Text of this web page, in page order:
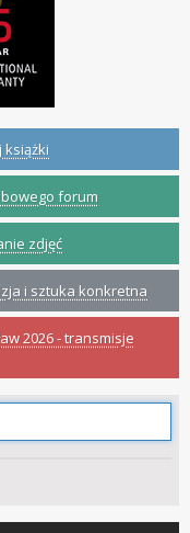
książki
forum
zdjęć
i sztuka konkretna
2026 - transmisje